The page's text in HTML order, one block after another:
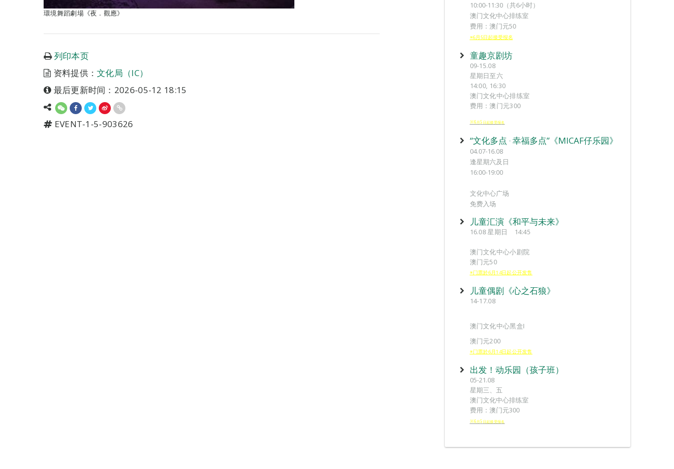
環境舞蹈劇場《夜．觀應》
列印本页
资料提供：文化局（IC）
最后更新时间：2026-05-12 18:15
EVENT-1-5-903626
10:00-11:30（共6小时）
澳门文化中心排练室
费用：澳门元50
※6月5日起接受报名
童趣京剧坊
09-15.08
星期日至六
14:00, 16:30
澳门文化中心排练室
费用：澳门元300
※6 月5 日起接受报名
“文化多点 ‧ 幸福多点”《MICAF仔乐园》
04.07-16.08
逢星期六及日
16:00-19:00
文化中心广场
免费入场
儿童汇演《和平与未来》
16.08 星期日 14:45
澳门文化中心小剧院
澳门元50
※门票於6月14日起公开发售
儿童偶剧《心之石狼》
14-17.08
澳门文化中心黑盒I
澳门元200
※门票於6月14日起公开发售
出发！动乐园（孩子班）
05-21.08
星期三、五
澳门文化中心排练室
费用：澳门元300
※6 月5 日起接受报名